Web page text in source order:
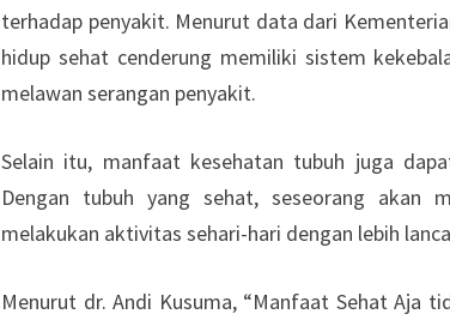
terhadap penyakit. Menurut data dari
hidup sehat cenderung memiliki sistem
melawan serangan penyakit.
Selain itu, manfaat kesehatan tubuh juga
Dengan tubuh yang sehat, seseorang akan
melakukan aktivitas sehari-hari dengan lebih
Menurut dr. Andi Kusuma, “Manfaat Sehat Aja